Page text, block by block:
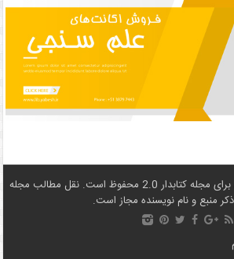
1402-1394 تمامی حقوق برای مجله کتابدار 2.0 محفوظ است. نقل مطالب مجله
ذکر منبع و نام نويسنده مجاز است.